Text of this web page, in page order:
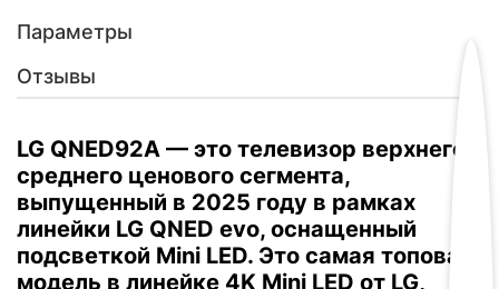
Параметры
Отзывы
LG QNED92A — это телевизор верхнего
среднего ценового сегмента,
выпущенный в 2025 году в рамках
линейки LG QNED evo, оснащенный
подсветкой Mini LED. Это самая топовая
модель в линейке 4K Mini LED от LG,